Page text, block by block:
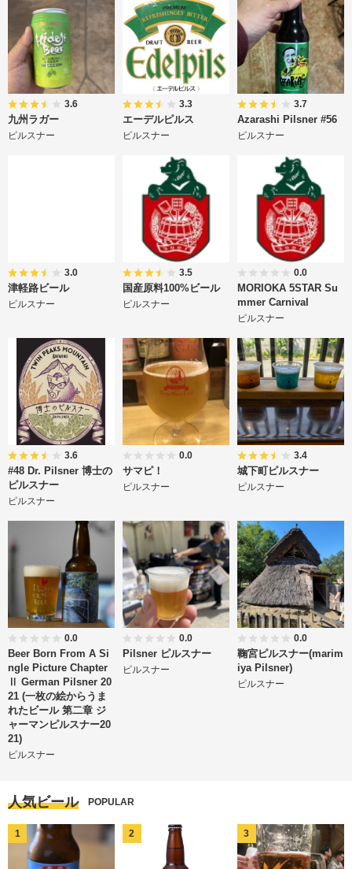
3.6
九州ラガー
ピルスナー
3.3
エーデルピルス
ピルスナー
3.7
Azarashi Pilsner #56
ピルスナー
3.0
津軽路ビール
ピルスナー
3.5
国産原料100%ビール
ピルスナー
0.0
MORIOKA 5STAR Su
mmer Carnival
ピルスナー
3.6
#48 Dr. Pilsner 博士の
ピルスナー
ピルスナー
0.0
サマピ！
ピルスナー
3.4
城下町ピルスナー
ピルスナー
0.0
Beer Born From A Si
ngle Picture Chapter
Ⅱ German Pilsner 20
21 (一枚の絵からうま
れたビール 第二章 ジ
ャーマンピルスナー20
21)
ピルスナー
0.0
Pilsner ピルスナー
ピルスナー
0.0
鞠宮ピルスナー(marim
iya Pilsner)
ピルスナー
人気ビール POPULAR